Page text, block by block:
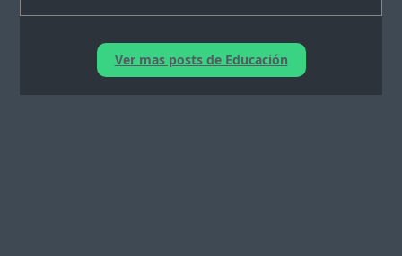
Ver mas posts de Educación